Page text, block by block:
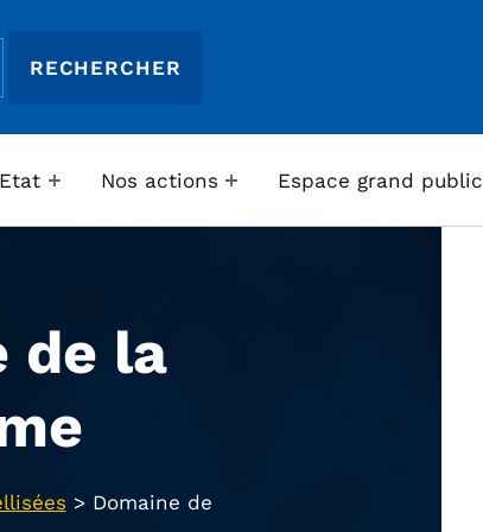
Nos actions Espace grand public
de la
> Domaine de